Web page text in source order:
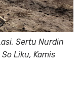
Sertu Nurdin
Liku, Kamis